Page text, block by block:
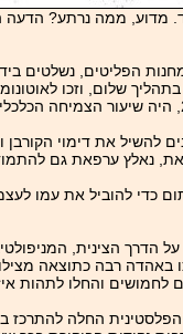
מדוע, ממה נרתע? הדעה
הפליטים,
שלום, וזכו
את דימוי הקורבן
נאלץ ערפאת גם
להוביל את עמו
הדרך הצינית,
באהדה רבה כתוצאה
והחלו לתהות
החלה להתרכז